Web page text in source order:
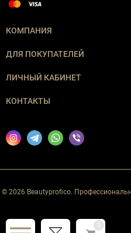
КОМПАНИЯ
ДЛЯ ПОКУПАТЕЛЕЙ
ЛИЧНЫЙ КАБИНЕТ
КОНТАКТЫ
© 2026 Beautyprofico.
0